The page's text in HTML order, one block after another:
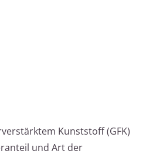
Kunststoff (GFK)
und Art der